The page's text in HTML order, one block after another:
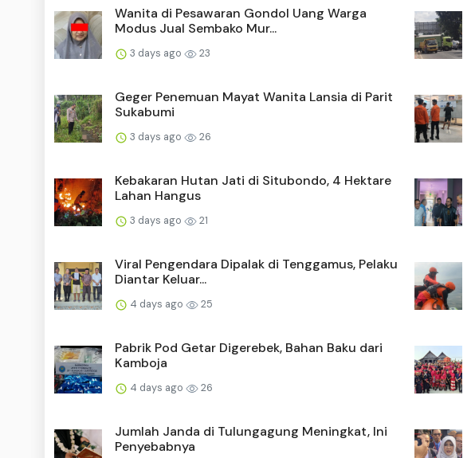
Wanita di Pesawaran Gondol Uang Warga
Modus Jual Sembako Mur...
3 days ago 23
Geger Penemuan Mayat Wanita Lansia di Parit
Sukabumi
3 days ago 26
Kebakaran Hutan Jati di Situbondo, 4 Hektare
Lahan Hangus
3 days ago 21
Viral Pengendara Dipalak di Tenggamus, Pelaku
Diantar Keluar...
4 days ago 25
Pabrik Pod Getar Digerebek, Bahan Baku dari
Kamboja
4 days ago 26
Jumlah Janda di Tulungagung Meningkat, Ini
Penyebabnya